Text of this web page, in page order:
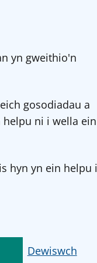
yn gweithio'n
gosodiadau a
helpu ni i wella ein
hyn yn ein helpu i
Dewiswch